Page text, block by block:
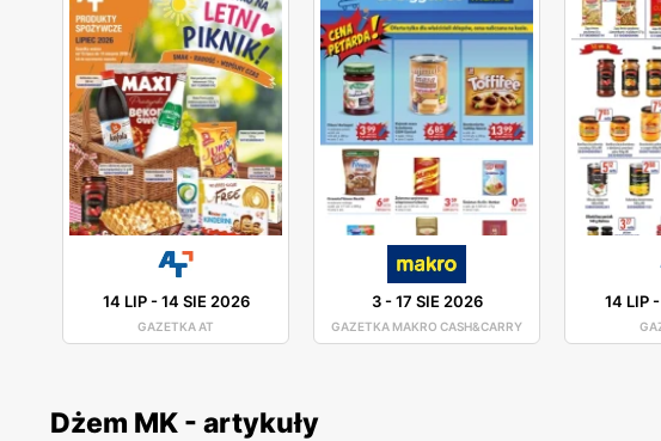
14 LIP-14 SIE 2026
GAZETKA AT
3-17 SIE 2026
GAZETKA MAKRO CASH&CARRY
14 LIP-
Dżem MK - artykuły